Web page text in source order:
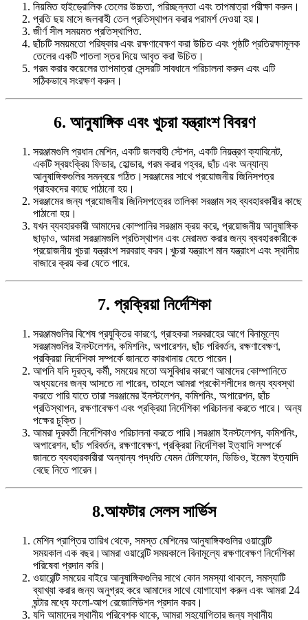
নিয়মিত হাইড্রোলিক তেলের উচ্চতা, পরিচ্ছন্নতা এবং তাপমাত্রা পরীক্ষা করুন।
প্রতি ছয় মাসে জলবাহী তেল প্রতিস্থাপন করার পরামর্শ দেওয়া হয়।
জীর্ণ সীল সময়মত প্রতিস্থাপিত.
ছাঁচটি সময়মতো পরিষ্কার এবং রক্ষণাবেক্ষণ করা উচিত এবং পৃষ্ঠটি প্রতিরক্ষামূলক
তেলের একটি পাতলা স্তর দিয়ে আবৃত করা উচিত।
গরম করার কয়েলের তাপমাত্রা সেন্সরটি সাবধানে পরিচালনা করুন এবং এটি
সঠিকভাবে সংরক্ষণ করুন।
6. আনুষাঙ্গিক এবং খুচরা যন্ত্রাংশ বিবরণ
সরঞ্জামগুলি প্রধান মেশিন, একটি জলবাহী স্টেশন, একটি নিয়ন্ত্রণ ক্যাবিনেট,
একটি স্বয়ংক্রিয় ফিডার, হোল্ডার, গরম করার গহ্বর, ছাঁচ এবং অন্যান্য
আনুষাঙ্গিকগুলির সমন্বয়ে গঠিত।সরঞ্জামের সাথে প্রয়োজনীয় জিনিসপত্র
গ্রাহকদের কাছে পাঠানো হয়।
সরঞ্জামের জন্য প্রয়োজনীয় জিনিসপত্রের তালিকা সরঞ্জাম সহ ব্যবহারকারীর কাছে
পাঠানো হয়।
যখন ব্যবহারকারী আমাদের কোম্পানির সরঞ্জাম ক্রয় করে, প্রয়োজনীয় আনুষাঙ্গিক
ছাড়াও, আমরা সরঞ্জামগুলি প্রতিস্থাপন এবং মেরামত করার জন্য ব্যবহারকারীকে
প্রয়োজনীয় খুচরা যন্ত্রাংশ সরবরাহ করব।খুচরা যন্ত্রাংশ মান যন্ত্রাংশ এবং স্থানীয়
বাজারে ক্রয় করা যেতে পারে.
7. প্রক্রিয়া নির্দেশিকা
সরঞ্জামগুলির বিশেষ প্রযুক্তির কারণে, গ্রাহকরা সরবরাহের আগে বিনামূল্যে
সরঞ্জামগুলির ইনস্টলেশন, কমিশনিং, অপারেশন, ছাঁচ পরিবর্তন, রক্ষণাবেক্ষণ,
প্রক্রিয়া নির্দেশিকা সম্পর্কে জানতে কারখানায় যেতে পারেন।
আপনি যদি দূরত্ব, কর্মী, সময়ের মতো অসুবিধার কারণে আমাদের কোম্পানিতে
অধ্যয়নের জন্য আসতে না পারেন, তাহলে আমরা প্রকৌশলীদের জন্য ব্যবস্থা
করতে পারি যাতে তারা সরঞ্জামের ইনস্টলেশন, কমিশনিং, অপারেশন, ছাঁচ
প্রতিস্থাপন, রক্ষণাবেক্ষণ এবং প্রক্রিয়া নির্দেশিকা পরিচালনা করতে পারে। অন্য
পক্ষের চুক্তি।
আমরা দূরবর্তী নির্দেশিকাও পরিচালনা করতে পারি।সরঞ্জাম ইনস্টলেশন, কমিশনিং,
অপারেশন, ছাঁচ পরিবর্তন, রক্ষণাবেক্ষণ, প্রক্রিয়া নির্দেশিকা ইত্যাদি সম্পর্কে
জানতে ব্যবহারকারীরা অন্যান্য পদ্ধতি যেমন টেলিফোন, ভিডিও, ইমেল ইত্যাদি
বেছে নিতে পারেন।
8.আফটার সেলস সার্ভিস
মেশিন প্রাপ্তির তারিখ থেকে, সমস্ত মেশিনের আনুষাঙ্গিকগুলির ওয়ারেন্টি
সময়কাল এক বছর।আমরা ওয়ারেন্টি সময়কালে বিনামূল্যে রক্ষণাবেক্ষণ নির্দেশিকা
পরিষেবা প্রদান করি।
ওয়ারেন্টি সময়ের বাইরে আনুষাঙ্গিকগুলির সাথে কোন সমস্যা থাকলে, সমস্যাটি
ব্যাখ্যা করার জন্য অনুগ্রহ করে আমাদের সাথে যোগাযোগ করুন এবং আমরা 24
ঘন্টার মধ্যে ফলো-আপ রেজোলিউশন প্রদান করব।
যদি আমাদের স্থানীয় পরিবেশক থাকে, আমরা সহযোগিতার জন্য স্থানীয়